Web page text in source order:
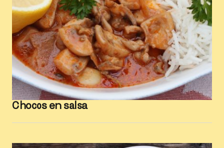
Chocos en salsa